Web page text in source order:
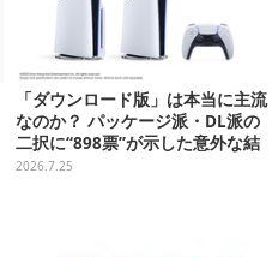
「ダウンロード版」は本当に主流
なのか？ パッケージ派・DL派の
二択に“898票”が示した意外な結
末【アンケ結果】
2026.7.25